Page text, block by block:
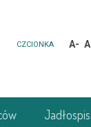
CZCIONKA A- A
Jadłospis